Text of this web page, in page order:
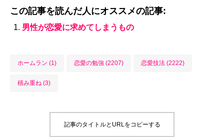
この記事を読んだ人にオススメの記事:
男性が恋愛に求めてしまうもの
ホームラン (1) 恋愛の勉強 (2207) 恋愛技法 (2222)
積み重ね (3)
記事のタイトルとURLをコピーする